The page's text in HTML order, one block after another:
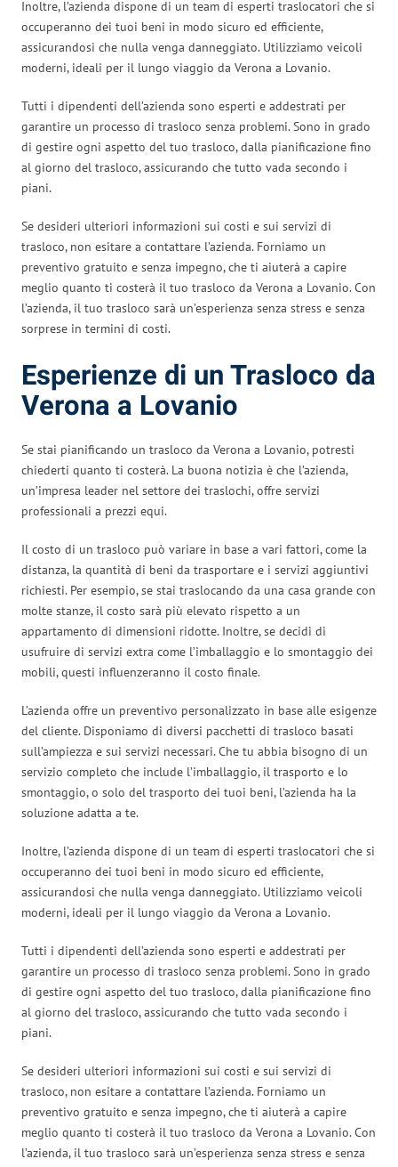
Inoltre, l’azienda dispone di un team di esperti traslocatori che si
occuperanno dei tuoi beni in modo sicuro ed efficiente,
assicurandosi che nulla venga danneggiato. Utilizziamo veicoli
moderni, ideali per il lungo viaggio da Verona a Lovanio.
Tutti i dipendenti dell’azienda sono esperti e addestrati per
garantire un processo di trasloco senza problemi. Sono in grado
di gestire ogni aspetto del tuo trasloco, dalla pianificazione fino
al giorno del trasloco, assicurando che tutto vada secondo i
piani.
Se desideri ulteriori informazioni sui costi e sui servizi di
trasloco, non esitare a contattare l’azienda. Forniamo un
preventivo gratuito e senza impegno, che ti aiuterà a capire
meglio quanto ti costerà il tuo trasloco da Verona a Lovanio. Con
l’azienda, il tuo trasloco sarà un’esperienza senza stress e senza
sorprese in termini di costi.
Esperienze di un Trasloco da
Verona a Lovanio
Se stai pianificando un trasloco da Verona a Lovanio, potresti
chiederti quanto ti costerà. La buona notizia è che l’azienda,
un’impresa leader nel settore dei traslochi, offre servizi
professionali a prezzi equi.
Il costo di un trasloco può variare in base a vari fattori, come la
distanza, la quantità di beni da trasportare e i servizi aggiuntivi
richiesti. Per esempio, se stai traslocando da una casa grande con
molte stanze, il costo sarà più elevato rispetto a un
appartamento di dimensioni ridotte. Inoltre, se decidi di
usufruire di servizi extra come l’imballaggio e lo smontaggio dei
mobili, questi influenzeranno il costo finale.
L’azienda offre un preventivo personalizzato in base alle esigenze
del cliente. Disponiamo di diversi pacchetti di trasloco basati
sull’ampiezza e sui servizi necessari. Che tu abbia bisogno di un
servizio completo che include l’imballaggio, il trasporto e lo
smontaggio, o solo del trasporto dei tuoi beni, l’azienda ha la
soluzione adatta a te.
Inoltre, l’azienda dispone di un team di esperti traslocatori che si
occuperanno dei tuoi beni in modo sicuro ed efficiente,
assicurandosi che nulla venga danneggiato. Utilizziamo veicoli
moderni, ideali per il lungo viaggio da Verona a Lovanio.
Tutti i dipendenti dell’azienda sono esperti e addestrati per
garantire un processo di trasloco senza problemi. Sono in grado
di gestire ogni aspetto del tuo trasloco, dalla pianificazione fino
al giorno del trasloco, assicurando che tutto vada secondo i
piani.
Se desideri ulteriori informazioni sui costi e sui servizi di
trasloco, non esitare a contattare l’azienda. Forniamo un
preventivo gratuito e senza impegno, che ti aiuterà a capire
meglio quanto ti costerà il tuo trasloco da Verona a Lovanio. Con
l’azienda, il tuo trasloco sarà un’esperienza senza stress e senza